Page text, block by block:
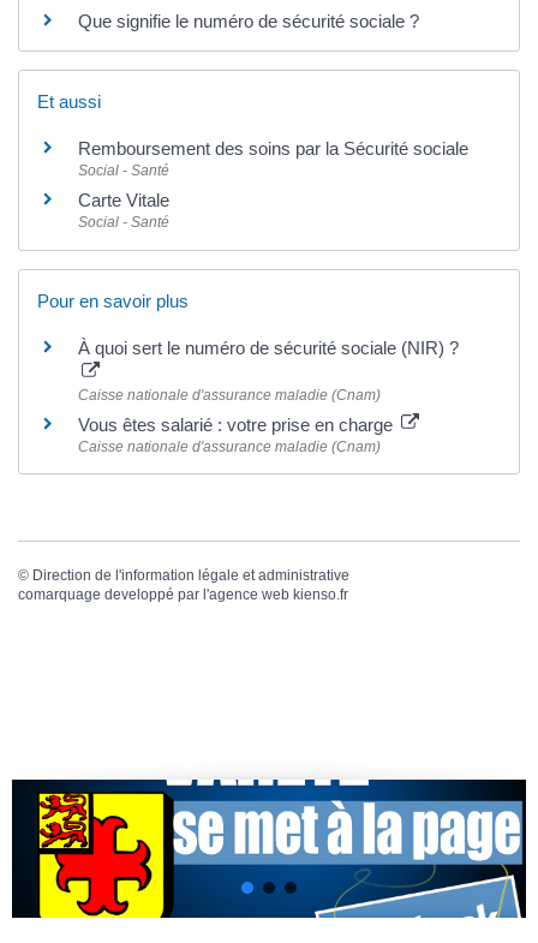
Que signifie le numéro de sécurité sociale ?
Et aussi
Remboursement des soins par la Sécurité sociale
Social - Santé
Carte Vitale
Social - Santé
Pour en savoir plus
À quoi sert le numéro de sécurité sociale (NIR) ?
Caisse nationale d'assurance maladie (Cnam)
Vous êtes salarié : votre prise en charge
Caisse nationale d'assurance maladie (Cnam)
© Direction de l'information légale et administrative
comarquage developpé par l'agence web kienso.fr